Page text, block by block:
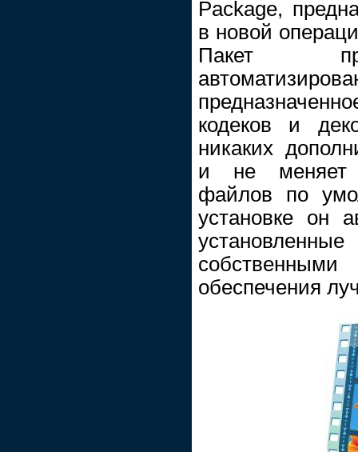
Package,
в новой
Пакет
кодеков и
никаких
и не меняет
файлов по
установке он
обеспечения